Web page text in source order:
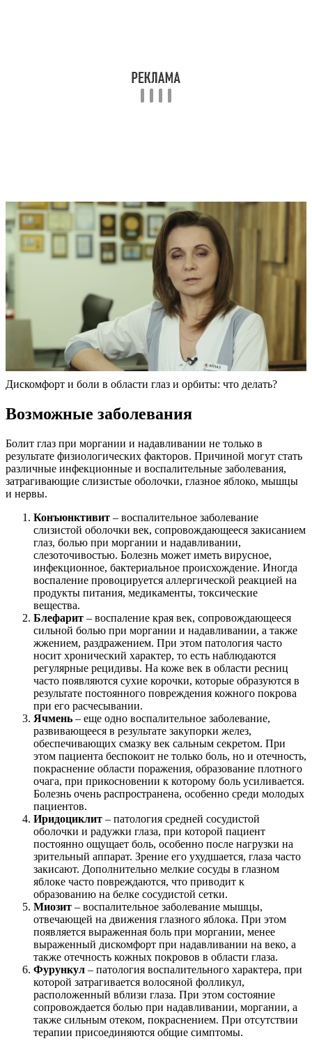
Дискомфорт и боли в области глаз и орбиты: что делать?
Возможные заболевания
Болит глаз при моргании и надавливании не только в
результате физиологических факторов. Причиной могут стать
различные инфекционные и воспалительные заболевания,
затрагивающие слизистые оболочки, глазное яблоко, мышцы
и нервы.
Конъюнктивит – воспалительное заболевание
слизистой оболочки век, сопровождающееся закисанием
глаз, болью при моргании и надавливании,
слезоточивостью. Болезнь может иметь вирусное,
инфекционное, бактериальное происхождение. Иногда
воспаление провоцируется аллергической реакцией на
продукты питания, медикаменты, токсические
вещества.
Блефарит – воспаление края век, сопровождающееся
сильной болью при моргании и надавливании, а также
жжением, раздражением. При этом патология часто
носит хронический характер, то есть наблюдаются
регулярные рецидивы. На коже век в области ресниц
часто появляются сухие корочки, которые образуются в
результате постоянного повреждения кожного покрова
при его расчесывании.
Ячмень – еще одно воспалительное заболевание,
развивающееся в результате закупорки желез,
обеспечивающих смазку век сальным секретом. При
этом пациента беспокоит не только боль, но и отечность,
покраснение области поражения, образование плотного
очага, при прикосновении к которому боль усиливается.
Болезнь очень распространена, особенно среди молодых
пациентов.
Иридоциклит – патология средней сосудистой
оболочки и радужки глаза, при которой пациент
постоянно ощущает боль, особенно после нагрузки на
зрительный аппарат. Зрение его ухудшается, глаза часто
закисают. Дополнительно мелкие сосуды в глазном
яблоке часто повреждаются, что приводит к
образованию на белке сосудистой сетки.
Миозит – воспалительное заболевание мышцы,
отвечающей на движения глазного яблока. При этом
появляется выраженная боль при моргании, менее
выраженный дискомфорт при надавливании на веко, а
также отечность кожных покровов в области глаза.
Фурункул – патология воспалительного характера, при
которой затрагивается волосяной фолликул,
расположенный вблизи глаза. При этом состояние
сопровождается болью при надавливании, моргании, а
также сильным отеком, покраснением. При отсутствии
терапии присоединяются общие симптомы.